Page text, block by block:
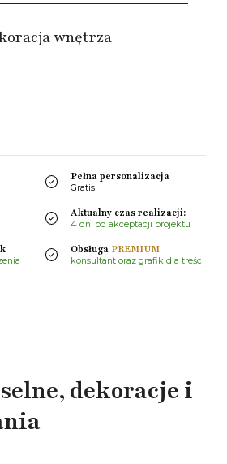
wnętrza
Pełna personalizacja
Gratis
Aktualny czas realizacji:
4 dni od akceptacji projektu
Obsługa PREMIUM
konsultant oraz grafik dla treści
dekoracje i